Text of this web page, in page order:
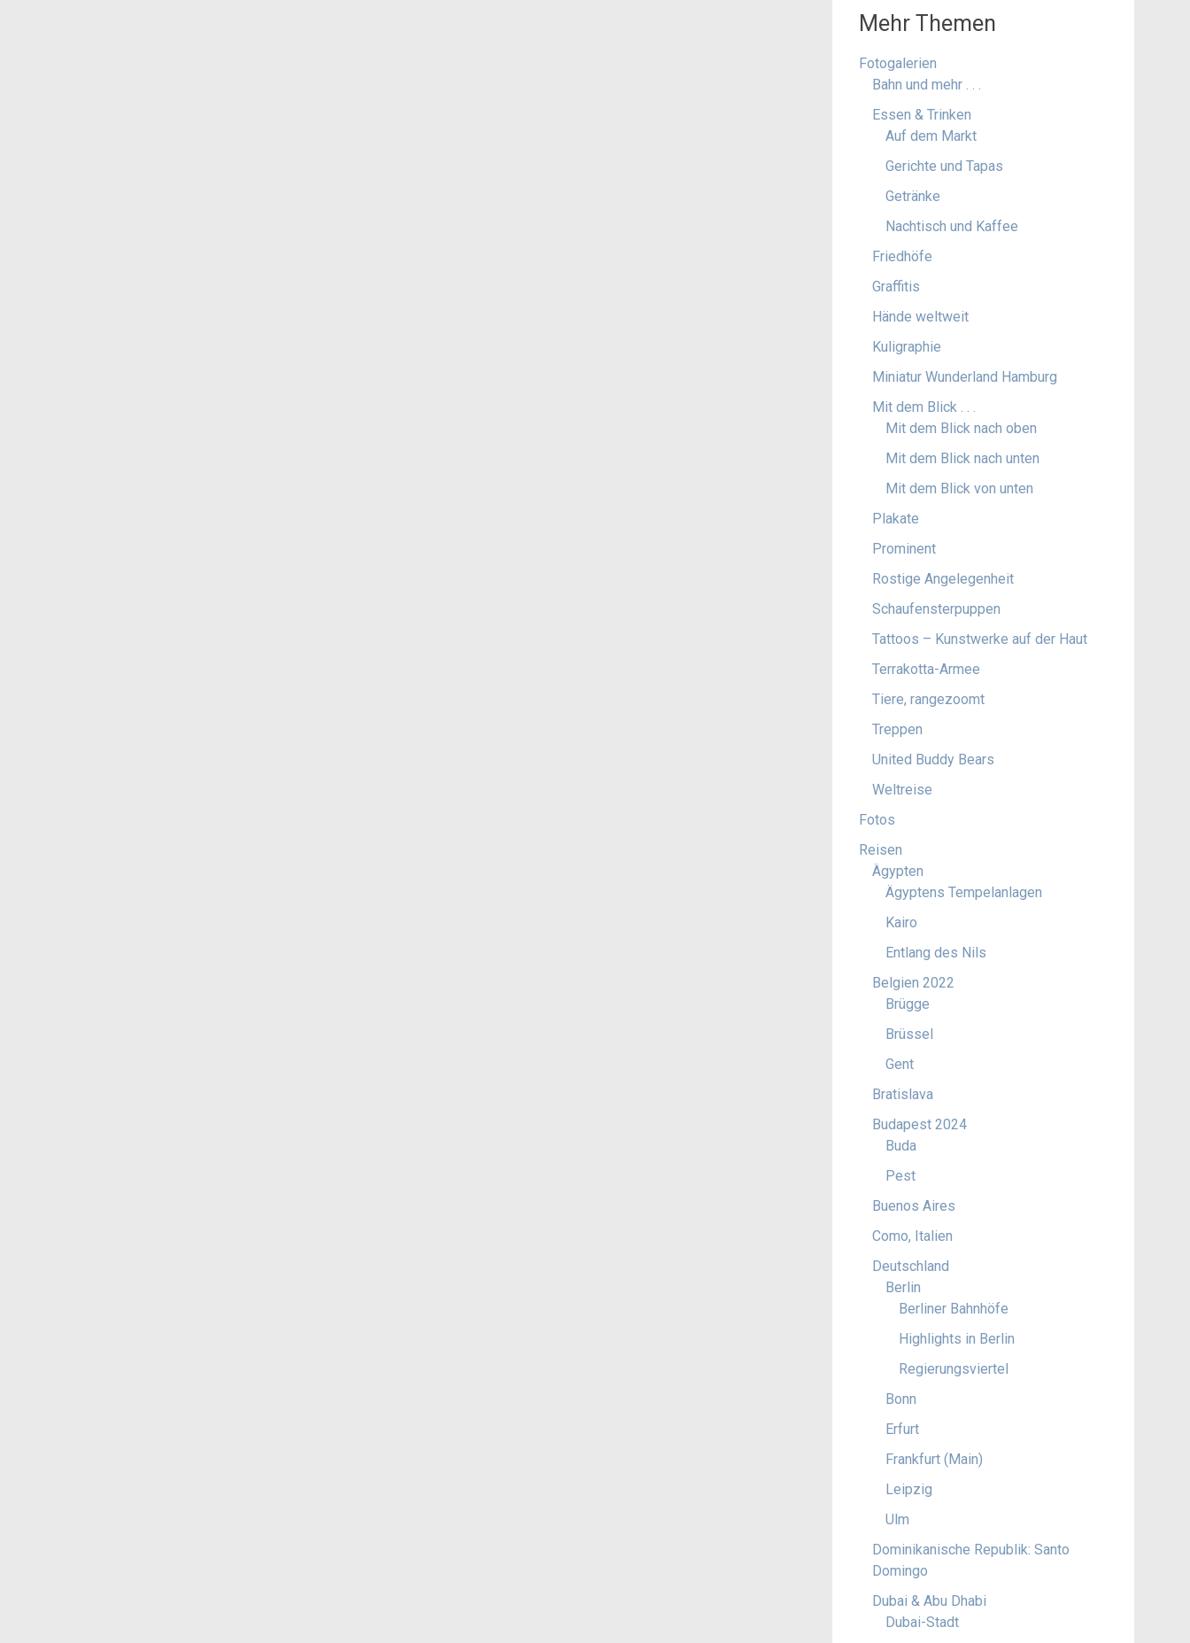
Mehr Themen
Fotogalerien
Bahn und mehr . . .
Essen & Trinken
Auf dem Markt
Gerichte und Tapas
Getränke
Nachtisch und Kaffee
Friedhöfe
Graffitis
Hände weltweit
Kuligraphie
Miniatur Wunderland Hamburg
Mit dem Blick . . .
Mit dem Blick nach oben
Mit dem Blick nach unten
Mit dem Blick von unten
Plakate
Prominent
Rostige Angelegenheit
Schaufensterpuppen
Tattoos – Kunstwerke auf der Haut
Terrakotta-Armee
Tiere, rangezoomt
Treppen
United Buddy Bears
Weltreise
Fotos
Reisen
Ägypten
Ägyptens Tempelanlagen
Kairo
Entlang des Nils
Belgien 2022
Brügge
Brüssel
Gent
Bratislava
Budapest 2024
Buda
Pest
Buenos Aires
Como, Italien
Deutschland
Berlin
Berliner Bahnhöfe
Highlights in Berlin
Regierungsviertel
Bonn
Erfurt
Frankfurt (Main)
Leipzig
Ulm
Dominikanische Republik: Santo
Domingo
Dubai & Abu Dhabi
Dubai-Stadt